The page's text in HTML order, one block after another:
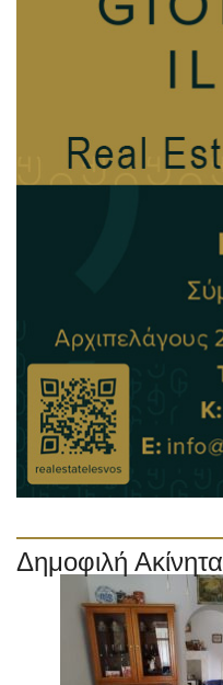
Δημοφιλή Ακίνητα